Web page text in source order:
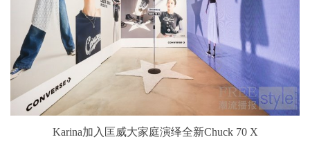
Karina加入匡威大家庭演绎全新Chuck 70 X